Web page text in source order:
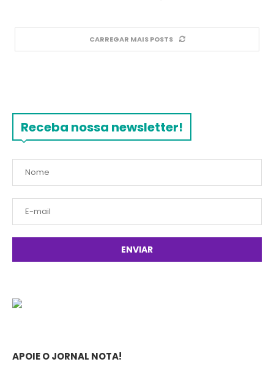
CARREGAR MAIS POSTS
Receba nossa newsletter!
APOIE O JORNAL NOTA!